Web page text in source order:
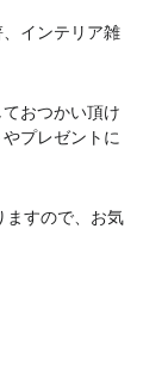
インテリア雑
おつかい頂け
プレゼントに
ますので、お気